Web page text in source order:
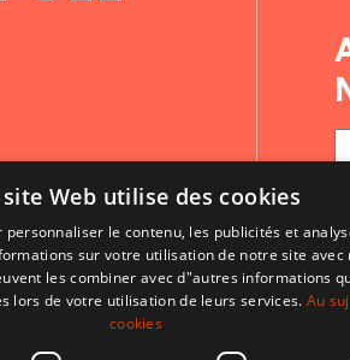
site Web utilise des cookies
personnaliser le contenu, les publicités et
sur votre utilisation de notre site avec
les combiner avec d"autres informations
lors de votre utilisation de leurs services. Au
cookies